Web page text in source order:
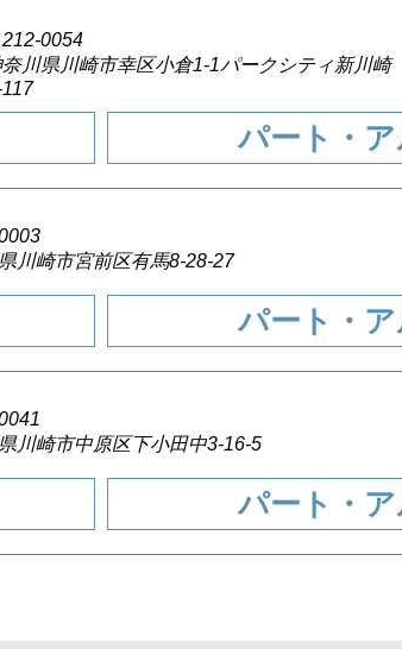
212-0054
奈川県川崎市幸区小倉1-1パークシティ新川崎
パート・ア
0003
川崎市宮前区有馬8-28-27
パート・ア
0041
川崎市中原区下小田中3-16-5
パート・ア